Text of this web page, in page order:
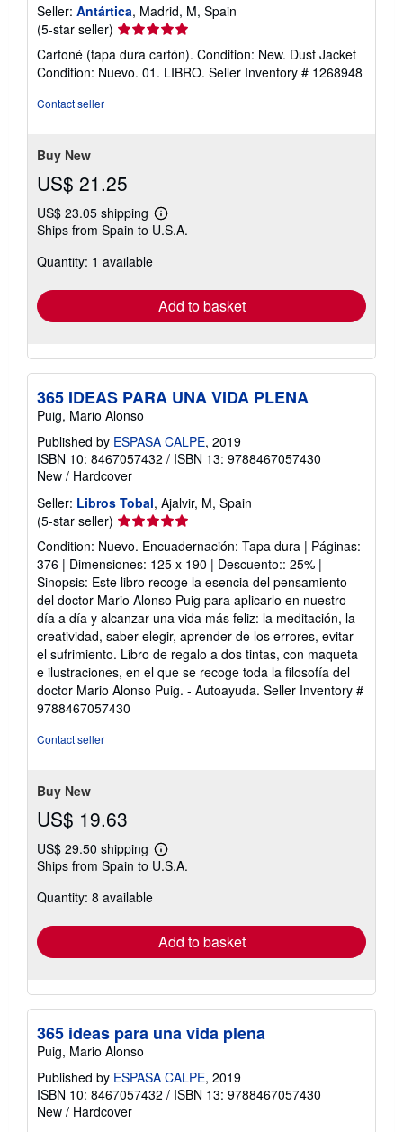
Seller: Antártica, Madrid, M, Spain
(5-star seller) Seller
rating
5
out
Cartoné (tapa dura cartón). Condition: New. Dust Jacket
Condition: Nuevo. 01. LIBRO. Seller Inventory # 1268948
Contact seller
Buy New
US$ 21.25
US$ 23.05 shipping
Learn
more
Ships from Spain to U.S.A.
Quantity: 1 available
Add to basket
365 IDEAS PARA UNA VIDA PLENA
Puig, Mario Alonso
Published by ESPASA CALPE, 2019
ISBN 10: 8467057432 / ISBN 13: 9788467057430
New / Hardcover
Seller: Libros Tobal, Ajalvir, M, Spain
(5-star seller) Seller
rating
5
out
of
5
stars
Condition: Nuevo. Encuadernación: Tapa dura | Páginas:
376 | Dimensiones: 125 x 190 | Descuento:: 25% |
Sinopsis: Este libro recoge la esencia del pensamiento
del doctor Mario Alonso Puig para aplicarlo en nuestro
día a día y alcanzar una vida más feliz: la meditación, la
creatividad, saber elegir, aprender de los errores, evitar
el sufrimiento. Libro de regalo a dos tintas, con maqueta
e ilustraciones, en el que se recoge toda la filosofía del
doctor Mario Alonso Puig. - Autoayuda. Seller Inventory #
9788467057430
Contact seller
Buy New
US$ 19.63
US$ 29.50 shipping
Learn
more
Ships from Spain to U.S.A.
Quantity: 8 available
Add to basket
365 ideas para una vida plena
Puig, Mario Alonso
Published by ESPASA CALPE, 2019
ISBN 10: 8467057432 / ISBN 13: 9788467057430
New / Hardcover